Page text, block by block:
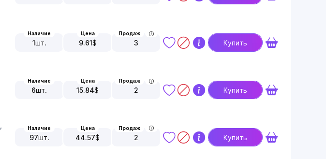
Наличие
1шт.
Цена
9.61$
Продаж
3 Купить
Наличие
6шт.
Цена
15.84$
Продаж
2 Купить
Наличие
97шт.
Цена
44.57$
Продаж
2 Купить